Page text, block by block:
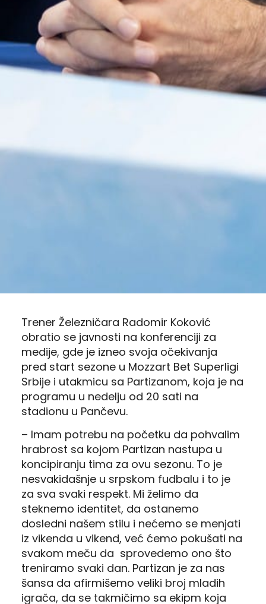
Trener Železničara Radomir Koković
obratio se javnosti na konferenciji za
medije, gde je izneo svoja očekivanja
pred start sezone u Mozzart Bet Superligi
Srbije i utakmicu sa Partizanom, koja je na
programu u nedelju od 20 sati na
stadionu u Pančevu.
– Imam potrebu na početku da pohvalim
hrabrost sa kojom Partizan nastupa u
koncipiranju tima za ovu sezonu. To je
nesvakidašnje u srpskom fudbalu i to je
za sva svaki respekt. Mi želimo da
steknemo identitet, da ostanemo
dosledni našem stilu i nećemo se menjati
iz vikenda u vikend, već ćemo pokušati na
svakom meču da sprovedemo ono što
treniramo svaki dan. Partizan je za nas
šansa da afirmišemo veliki broj mladih
igrača, da se takmičimo sa ekipm koja